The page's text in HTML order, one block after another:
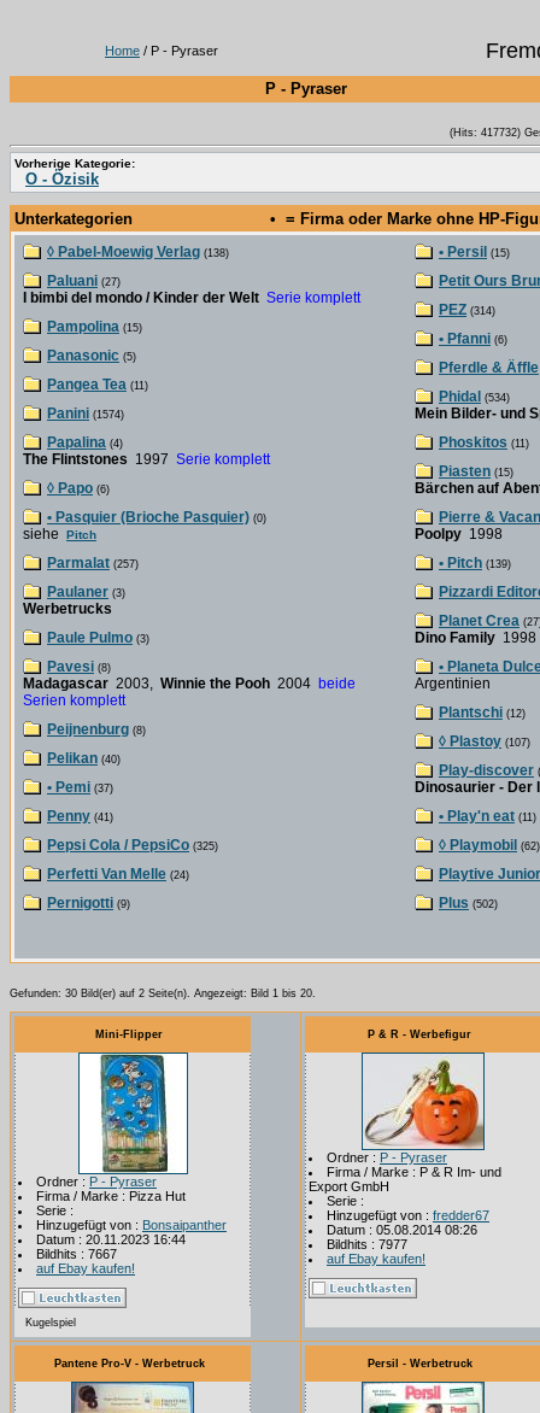
Home / P - Pyraser
P - Pyraser
(Hits: 417732)
Vorherige Kategorie:
O - Özisik
Unterkategorien • = Firma oder Marke ohne HP-
◊ Pabel-Moewig Verlag (138)
Paluani (27)
I bimbi del mondo / Kinder der Welt Serie komplett
Pampolina (15)
Panasonic (5)
Pangea Tea (11)
Panini (1574)
Papalina (4)
The Flintstones 1997 Serie komplett
◊ Papo (6)
• Pasquier (Brioche Pasquier) (0)
siehe Pitch
Parmalat (257)
Paulaner (3)
Werbetrucks
Paule Pulmo (3)
Pavesi (8)
Madagascar 2003, Winnie the Pooh 2004 beide
Serien komplett
Peijnenburg (8)
Pelikan (40)
• Pemi (37)
Penny (41)
Pepsi Cola / PepsiCo (325)
Perfetti Van Melle (24)
Pernigotti (9)
• Persil (15)
Petit Ours
PEZ (314)
• Pfanni (6)
Pferdle & Äffle
Phidal (534)
Mein Bilder- und
Phoskitos (11)
Piasten (15)
Bärchen auf
Pierre &
Poolpy 1998
• Pitch (139)
Pizzardi
Planet Crea
Dino Family
• Planeta
Argentinien
Plantschi (12)
◊ Plastoy (107)
Play-discover
Dinosaurier - Der
• Play'n eat (11)
◊ Playmobil (62)
Playtive Junior
Plus (502)
Gefunden: 30 Bild(er) auf 2 Seite(n). Angezeigt: Bild 1 bis 20.
Mini-Flipper
Ordner : P - Pyraser
Firma / Marke : Pizza Hut
Serie :
Hinzugefügt von : Bonsaipanther
Datum : 20.11.2023 16:44
Bildhits : 7667
auf Ebay kaufen!
Kugelspiel
P & R - Werbefigur
Ordner : P - Pyraser
Firma / Marke : P & R Im- und
Export GmbH
Serie :
Hinzugefügt von : fredder67
Datum : 05.08.2014 08:26
Bildhits : 7977
auf Ebay kaufen!
Pantene Pro-V - Werbetruck Persil - Werbetruck